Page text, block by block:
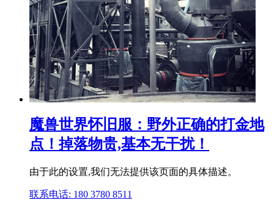
魔兽世界怀旧服：野外正确的打金地
点！掉落物贵,基本无干扰！
由于此的设置,我们无法提供该页面的具体描述。
联系电话: 180 3780 8511